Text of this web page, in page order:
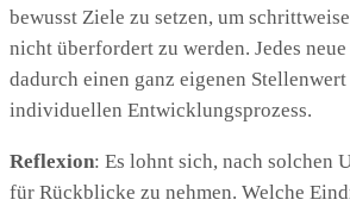
bewusst Ziele zu setzen, um
nicht überfordert zu werden. Jedes
dadurch einen ganz eigenen
individuellen Entwicklungsprozess.
Reflexion: Es lohnt sich, nach solchen
für Rückblicke zu nehmen. Welche